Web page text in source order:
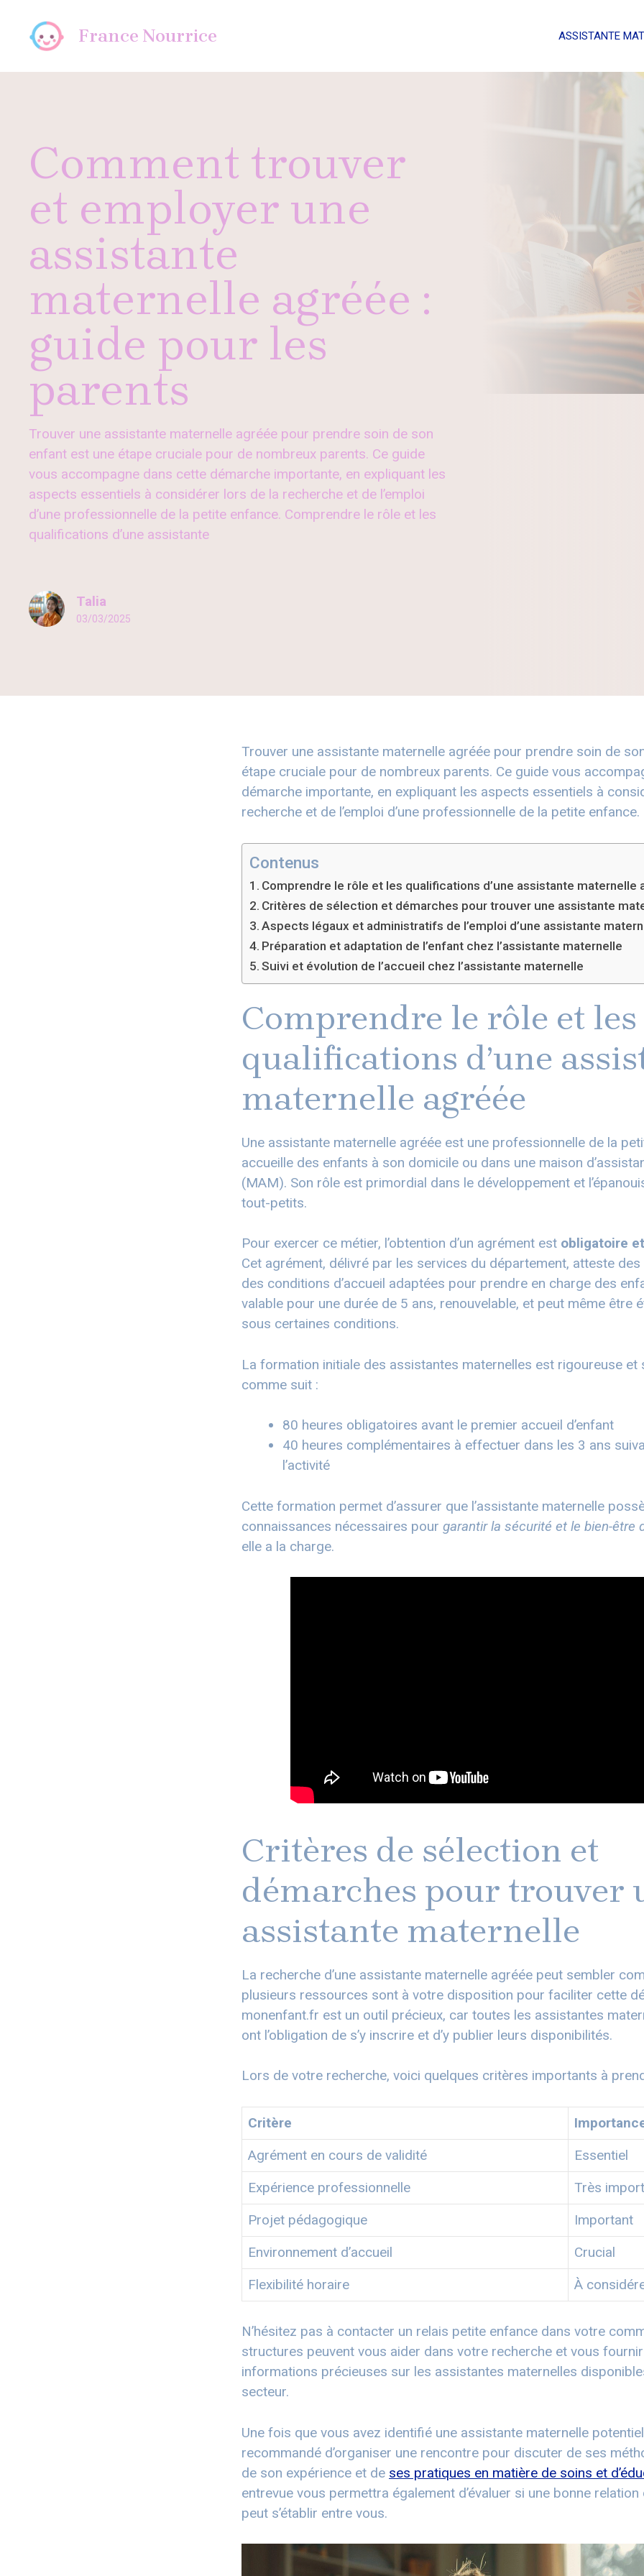
contenu
France Nourrice ASSISTANTE
Comment trouver
et employer une
assistante
maternelle agréée :
guide pour les
parents
Trouver une assistante maternelle agréée pour prendre soin de son
enfant est une étape cruciale pour de nombreux parents. Ce guide
vous accompagne dans cette démarche importante, en expliquant les
aspects essentiels à considérer lors de la recherche et de l’emploi
d’une professionnelle de la petite enfance. Comprendre le rôle et les
qualifications d’une assistante
Talia
03/03/2025
Trouver une assistante maternelle agréée pour prendre soin de
étape cruciale pour de nombreux parents. Ce guide vous
démarche importante, en expliquant les aspects essentiels à
recherche et de l’emploi d’une professionnelle de la petite enfance.
Contenus
Comprendre le rôle et les qualifications d’une assistante maternelle
Critères de sélection et démarches pour trouver une assistante
Aspects légaux et administratifs de l’emploi d’une assistante
Préparation et adaptation de l’enfant chez l’assistante maternelle
Suivi et évolution de l’accueil chez l’assistante maternelle
Comprendre le rôle et les
qualifications d’une
maternelle agréée
Une assistante maternelle agréée est une professionnelle de la
accueille des enfants à son domicile ou dans une maison
(MAM). Son rôle est primordial dans le développement et
tout-petits.
Pour exercer ce métier, l’obtention d’un agrément est obligatoire
Cet agrément, délivré par les services du département, atteste
des conditions d’accueil adaptées pour prendre en charge des
valable pour une durée de 5 ans, renouvelable, et peut même être
sous certaines conditions.
La formation initiale des assistantes maternelles est rigoureuse et
comme suit :
80 heures obligatoires avant le premier accueil d’enfant
40 heures complémentaires à effectuer dans les 3 ans
l’activité
Cette formation permet d’assurer que l’assistante maternelle
connaissances nécessaires pour garantir la sécurité et le bien-être
elle a la charge.
Critères de sélection et
démarches pour trouver
assistante maternelle
La recherche d’une assistante maternelle agréée peut sembler
plusieurs ressources sont à votre disposition pour faciliter cette
monenfant.fr est un outil précieux, car toutes les assistantes
ont l’obligation de s’y inscrire et d’y publier leurs disponibilités.
Lors de votre recherche, voici quelques critères importants à
Critère
Agrément en cours de validité
Essentiel
Expérience professionnelle
Très
Projet pédagogique
Important
Environnement d’accueil
Crucial
Flexibilité horaire
À
N’hésitez pas à contacter un relais petite enfance dans votre
structures peuvent vous aider dans votre recherche et vous
informations précieuses sur les assistantes maternelles
secteur.
Une fois que vous avez identifié une assistante maternelle
recommandé d’organiser une rencontre pour discuter de ses
de son expérience et de ses pratiques en matière de soins et
entrevue vous permettra également d’évaluer si une bonne
peut s’établir entre vous.